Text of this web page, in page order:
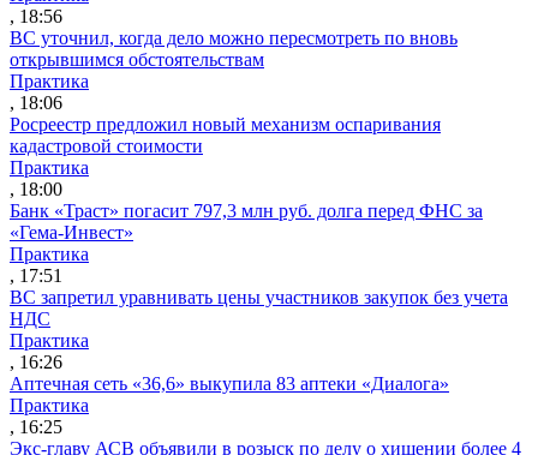
, 18:56
ВС уточнил, когда дело можно пересмотреть по вновь
открывшимся обстоятельствам
Практика
, 18:06
Росреестр предложил новый механизм оспаривания
кадастровой стоимости
Практика
, 18:00
Банк «Траст» погасит 797,3 млн руб. долга перед ФНС за
«Гема-Инвест»
Практика
, 17:51
ВС запретил уравнивать цены участников закупок без учета
НДС
Практика
, 16:26
Аптечная сеть «36,6» выкупила 83 аптеки «Диалога»
Практика
, 16:25
Экс-главу АСВ объявили в розыск по делу о хищении более 4